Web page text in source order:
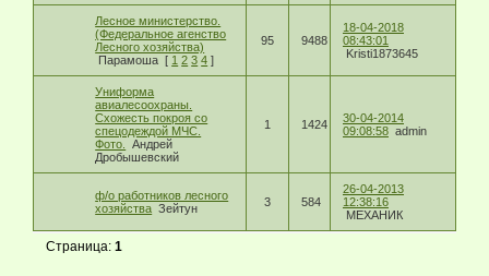
Лесное министерство.
(Федеральное агенство
Лесного хозяйства)
Парамоша [ 1 2 3 4 ]
95 9488
18-04-2018
08:43:01
Kristi1873645
Униформа
авиалесоохраны.
Схожесть покроя со
спецодеждой МЧС.
Фото.
Андрей
Дробышевский
1 1424
30-04-2014
09:08:58 admin
ф/о работников лесного
хозяйства Зейтун 3 584
26-04-2013
12:38:16
МЕХАНИК
Страница:1